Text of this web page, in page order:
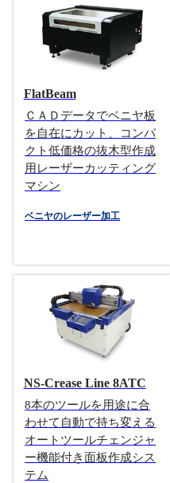
ベニヤのレーザー加工
FlatBeam
ＣＡＤデータでベニヤ板
を自在にカット、コンパ
クト低価格の抜木型作成
用レーザーカッティング
マシン
ベニヤのレーザー加工
NS-Crease Line 8ATC
8本のツールを用途に合
わせて自動で持ち変える
オートツールチェンジャ
ー機能付き面板作成シス
テム